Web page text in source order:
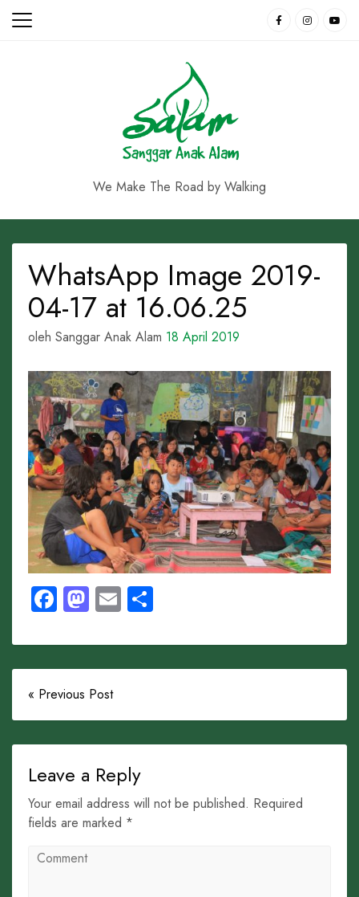
Skip
We Make The Road by Walking
WhatsApp Image 2019-
04-17 at 16.06.25
oleh Sanggar Anak Alam 18 April 2019
Facebook
Mastodon
Email
« Previous Post
Leave a Reply
Your email address will not be published. Required
fields are marked *